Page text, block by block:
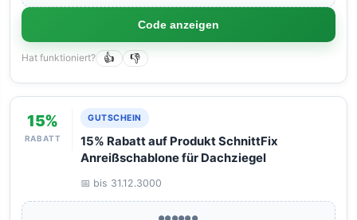
Code anzeigen
Hat funktioniert? 👍 👎
15%
RABATT
GUTSCHEIN
15% Rabatt auf Produkt SchnittFix
Anreißschablone für Dachziegel
📅 bis 31.12.3000
●●●●●●